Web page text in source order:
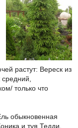
растут: Вереск из
только что
обыкновенная
и туя Тедди.